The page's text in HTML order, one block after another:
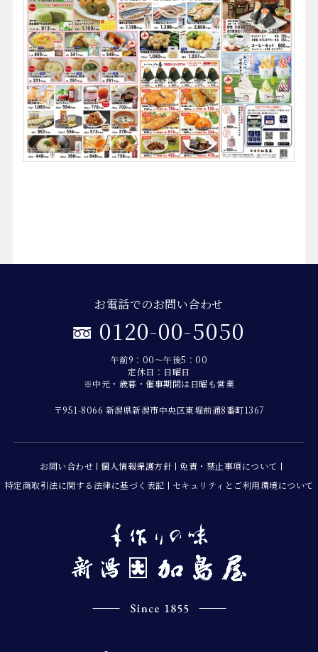
お電話でのお問い合わせ
0120-00-5050
午前9：00～午後5：00
定休日：日曜日
※中元・歳暮・催事期間は日曜も営業
〒951-8066 新潟県新潟市中央区東堀前通8番町1367
お問い合わせ 個人情報保護方針
免責・禁止事項について
特定商取引法に関する法律に基づく表記
セキュリティとご利用環境について